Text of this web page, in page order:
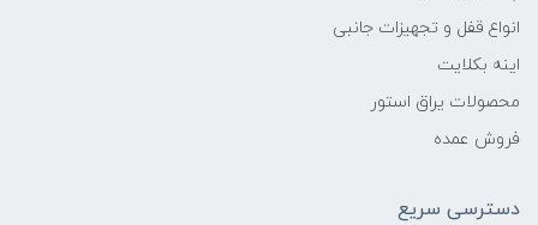
انواع قفل و تجهیزات جانبی
اینه بکلایت
محصولات یراق استور
فروش عمده
دسترسی سریع